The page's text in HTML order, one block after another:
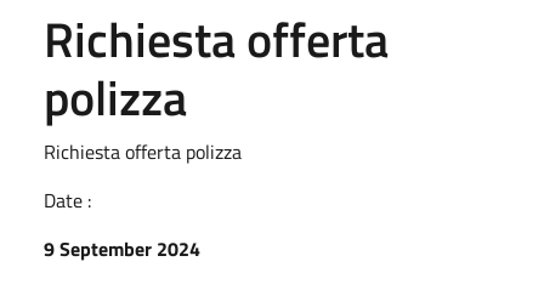
Richiesta offerta
polizza
Richiesta offerta polizza
Date :
9 September 2024